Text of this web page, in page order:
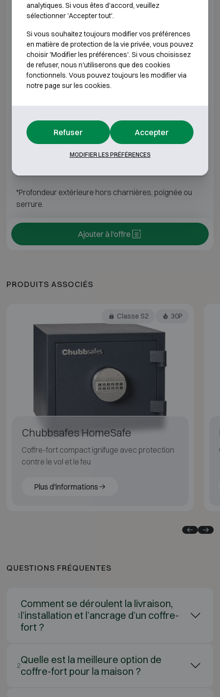
Technomax DPK 7
Technomax DPD 4 H280 L400 P355
Technomax DPD 5 H350 L490 P430
Technomax DPD 7
Technomax DPE 5P H350 L490 P430
*Profondeur extérieure hors charnières, poignée ou
serrure.
Ajouter à l'offre
PRODUITS ASSOCIÉS
Classe S2 30P
Chubbsafes HomeSafe
Coffre-fort compact ignifuge avec protection
contre le vol et le feu
Plus d'informations
QUESTIONS FRÉQUENTES
1
Comment se déroulent la livraison,
l’installation et l’ancrage d’un coffre-
fort ?
2Quelle est la meilleure option de
coffre-fort pour la maison ?
analytiques. Si vous êtes d'accord, veuillez
sélectionner 'Accepter tout'.
Si vous souhaitez toujours modifier vos préférences
en matière de protection de la vie privée, vous pouvez
choisir 'Modifier les préférences'. Si vous choisissez
de refuser, nous n'utiliserons que des cookies
fonctionnels. Vous pouvez toujours les modifier via
notre page sur les cookies.
Refuser Accepter
MODIFIER LES PRÉFÉRENCES